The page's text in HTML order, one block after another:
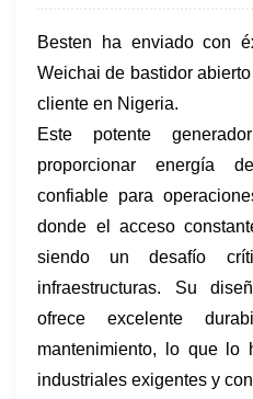
Besten ha enviado con
Weichai de bastidor
cliente en Nigeria.
Este potente
proporcionar energía
confiable para
donde el acceso
siendo un desafío
infraestructuras. Su
ofrece excelente
mantenimiento, lo que lo
industriales exigentes y